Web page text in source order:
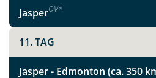
JasperOV*
11. TAG
Jasper - Edmonton (ca. 350